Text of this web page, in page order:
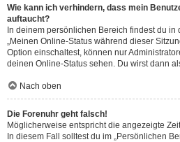
Wie kann ich verhindern, dass mein
auftaucht?
In deinem persönlichen Bereich findest du
„Meinen Online-Status während dieser
Option einschaltest, können nur
deinen Online-Status sehen. Du wirst dann
Nach oben
Die Forenuhr geht falsch!
Möglicherweise entspricht die angezeigte
In diesem Fall solltest du im „Persönlichen